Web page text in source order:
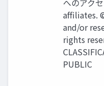
へのアク
afﬁliates.
and/or
rights
PUBLIC